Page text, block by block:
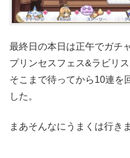
最終日の本日は正午でガチ
プリンセスフェス&ラビリ
そこまで待ってから10連
した。
まあそんなにうまくは行き